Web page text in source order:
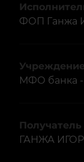
ФОП Ганжа
МФО банка -
ГАНЖА